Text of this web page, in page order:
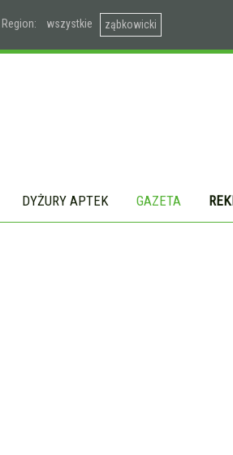
Region: wszystkie ząbkowicki
DYŻURY APTEK GAZETA